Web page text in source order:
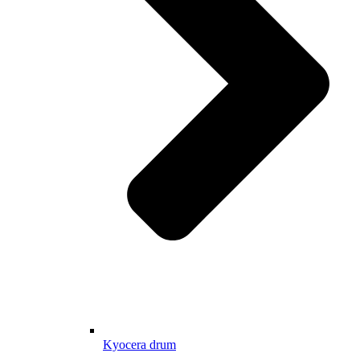
Kyocera drum